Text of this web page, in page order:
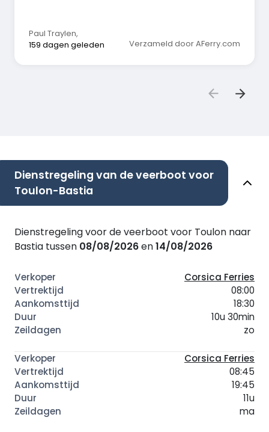
toeristische sector. Verder heb ik er wel van
genoten.
Paul Traylen,
159 dagen geleden
Verzameld door AFerry.com
Dienstregeling van de veerboot voor
Toulon-Bastia
Dienstregeling voor de veerboot voor Toulon naar
Bastia tussen 08/08/2026en14/08/2026
Corsica Ferries
08:00
18:30
10u 30min
zo
Corsica Ferries
08:45
19:45
11u
ma